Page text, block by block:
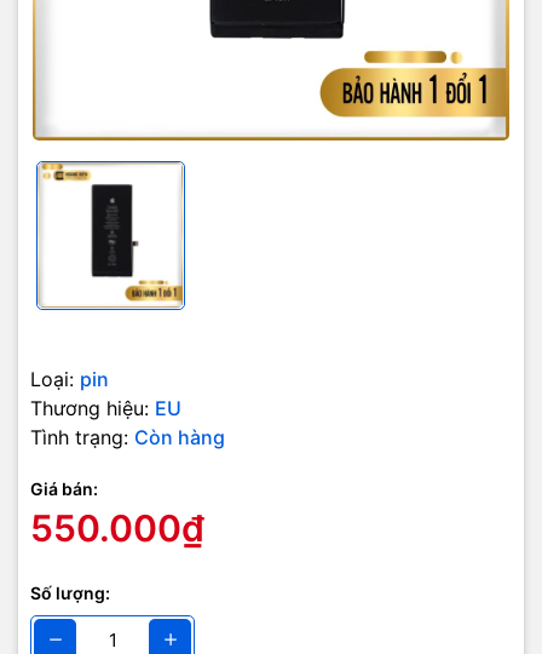
Loại: pin
Thương hiệu: EU
Tình trạng: Còn hàng
Giá bán:
550.000₫
Số lượng: